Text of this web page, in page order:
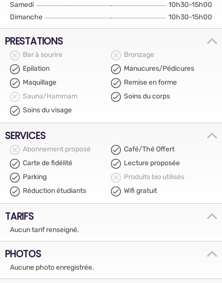
Samedi
10h30-15h00
Dimanche
10h30-15h00
PRESTATIONS
Bar à sourire
Bronzage
Epilation
Manucures/Pédicures
Maquillage
Remise en forme
Sauna/Hammam
Soins du corps
Soins du visage
SERVICES
Abonnement proposé
Café/Thé Offert
Carte de fidélité
Lecture proposée
Parking
Produits bio utilisés
Réduction étudiants
Wifi gratuit
TARIFS
Aucun tarif renseigné.
PHOTOS
Aucune photo enregistrée.